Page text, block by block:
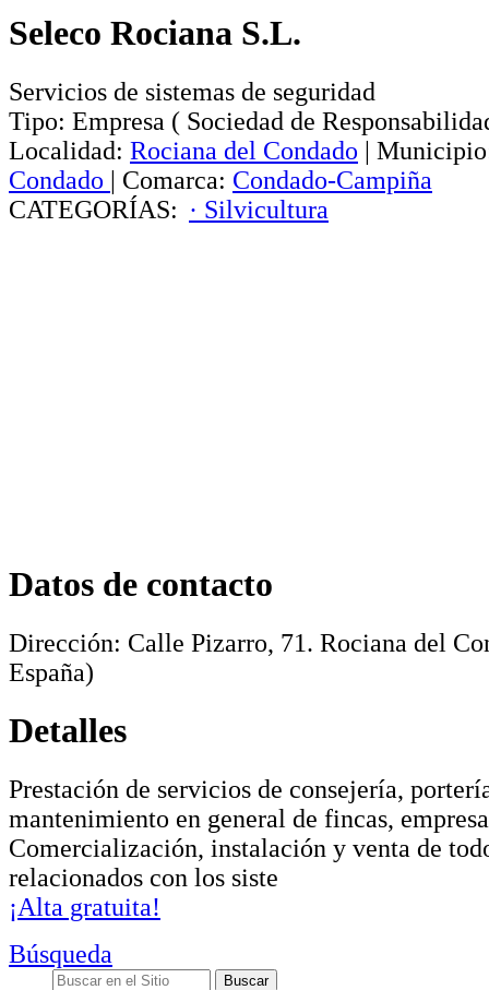
Seleco Rociana S.L.
Servicios de sistemas de seguridad
Tipo: Empresa ( Sociedad de
Localidad: Rociana del Condado |
Condado | Comarca: Condado-Campiña
CATEGORÍAS: · Silvicultura
Datos de contacto
Dirección: Calle Pizarro, 71. Rociana del
España)
Detalles
Prestación de servicios de consejería,
mantenimiento en general de fincas,
Comercialización, instalación y venta de
relacionados con los siste
¡Alta gratuita!
Búsqueda